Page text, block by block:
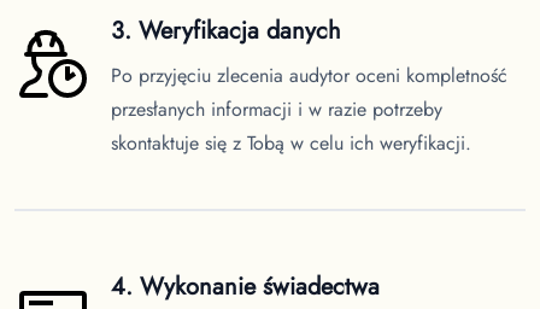
3. Weryfikacja danych
Po przyjęciu zlecenia audytor oceni kompletność
przesłanych informacji i w razie potrzeby
skontaktuje się z Tobą w celu ich weryfikacji.
4. Wykonanie świadectwa